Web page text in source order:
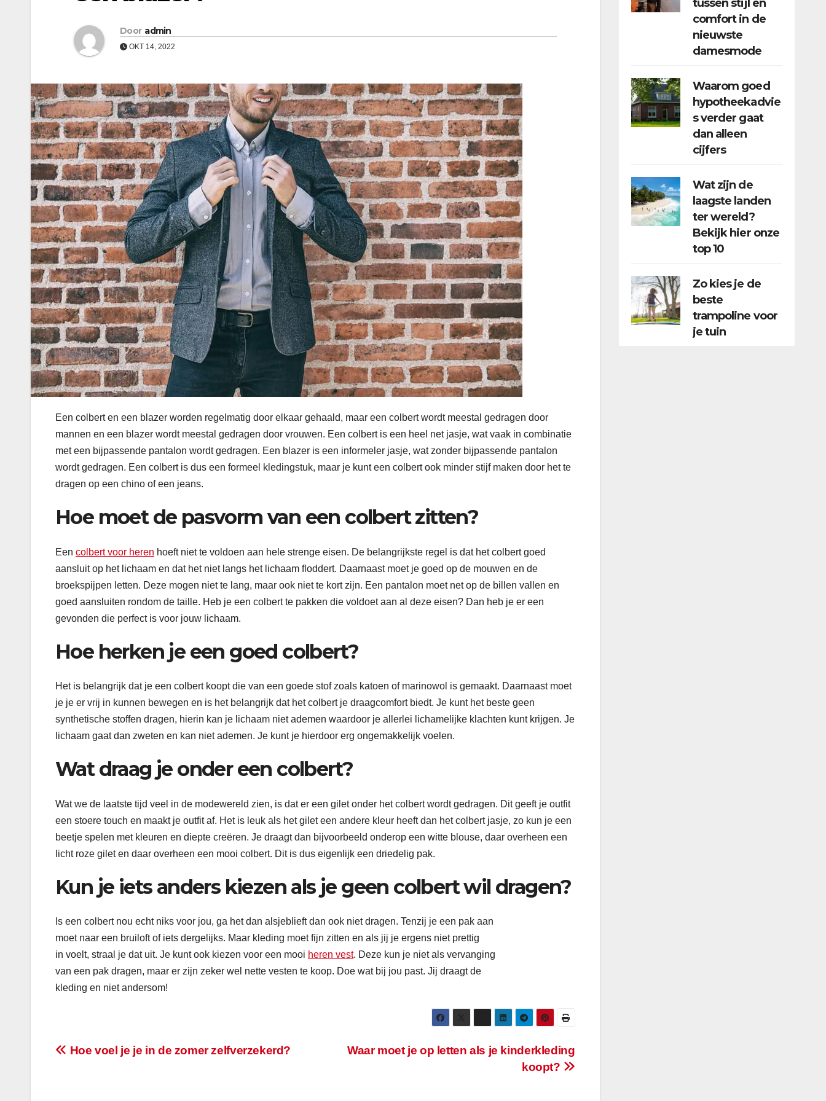
Door admin
OKT 14, 2022
Een colbert en een blazer worden regelmatig door elkaar gehaald, maar een colbert wordt meestal gedragen door
mannen en een blazer wordt meestal gedragen door vrouwen. Een colbert is een heel net jasje, wat vaak in combinatie
met een bijpassende pantalon wordt gedragen. Een blazer is een informeler jasje, wat zonder bijpassende pantalon
wordt gedragen. Een colbert is dus een formeel kledingstuk, maar je kunt een colbert ook minder stijf maken door het te
dragen op een chino of een jeans.
Hoe moet de pasvorm van een colbert zitten?
Een colbert voor heren hoeft niet te voldoen aan hele strenge eisen. De belangrijkste regel is dat het colbert goed
aansluit op het lichaam en dat het niet langs het lichaam floddert. Daarnaast moet je goed op de mouwen en de
broekspijpen letten. Deze mogen niet te lang, maar ook niet te kort zijn. Een pantalon moet net op de billen vallen en
goed aansluiten rondom de taille. Heb je een colbert te pakken die voldoet aan al deze eisen? Dan heb je er een
gevonden die perfect is voor jouw lichaam.
Hoe herken je een goed colbert?
Het is belangrijk dat je een colbert koopt die van een goede stof zoals katoen of marinowol is gemaakt. Daarnaast moet
je je er vrij in kunnen bewegen en is het belangrijk dat het colbert je draagcomfort biedt. Je kunt het beste geen
synthetische stoffen dragen, hierin kan je lichaam niet ademen waardoor je allerlei lichamelijke klachten kunt krijgen. Je
lichaam gaat dan zweten en kan niet ademen. Je kunt je hierdoor erg ongemakkelijk voelen.
Wat draag je onder een colbert?
Wat we de laatste tijd veel in de modewereld zien, is dat er een gilet onder het colbert wordt gedragen. Dit geeft je outfit
een stoere touch en maakt je outfit af. Het is leuk als het gilet een andere kleur heeft dan het colbert jasje, zo kun je een
beetje spelen met kleuren en diepte creëren. Je draagt dan bijvoorbeeld onderop een witte blouse, daar overheen een
licht roze gilet en daar overheen een mooi colbert. Dit is dus eigenlijk een driedelig pak.
Kun je iets anders kiezen als je geen colbert wil dragen?
Is een colbert nou echt niks voor jou, ga het dan alsjeblieft dan ook niet dragen. Tenzij je een pak aan
moet naar een bruiloft of iets dergelijks. Maar kleding moet fijn zitten en als jij je ergens niet prettig
in voelt, straal je dat uit. Je kunt ook kiezen voor een mooi heren vest. Deze kun je niet als vervanging
van een pak dragen, maar er zijn zeker wel nette vesten te koop. Doe wat bij jou past. Jij draagt de
kleding en niet andersom!
Bericht
Waar moet je op letten als je kinderkleding
koopt?
Hoe voel je je in de zomer zelfverzekerd?
tussen stijl en
comfort in de
nieuwste
damesmode
Waarom goed
hypotheekadvie
s verder gaat
dan alleen
cijfers
Wat zijn de
laagste landen
ter wereld?
Bekijk hier onze
top 10
Zo kies je de
beste
trampoline voor
je tuin